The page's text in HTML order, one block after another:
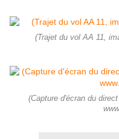
(Trajet du vol AA 11,
(Capture d'écran du